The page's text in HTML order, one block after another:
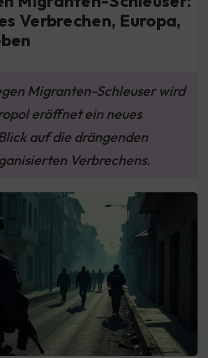
Verbrechen, Europa,
Migranten-Schleuser wird
eröffnet ein neues
auf die drängenden
Verbrechens.